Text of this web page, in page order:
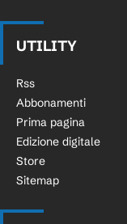
UTILITY
Rss
Abbonamenti
Prima pagina
Edizione digitale
Store
Sitemap